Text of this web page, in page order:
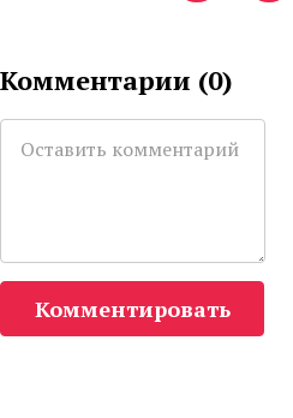
Комментарии (0)
Комментировать